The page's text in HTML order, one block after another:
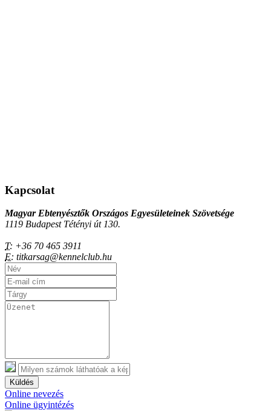
Kapcsolat
Magyar Ebtenyésztők Országos Egyesületeinek Szövetsége
1119 Budapest Tétényi út 130.
T: +36 70 465 3911
E: titkarsag@kennelclub.hu
Küldés
Online nevezés
Online ügyintézés